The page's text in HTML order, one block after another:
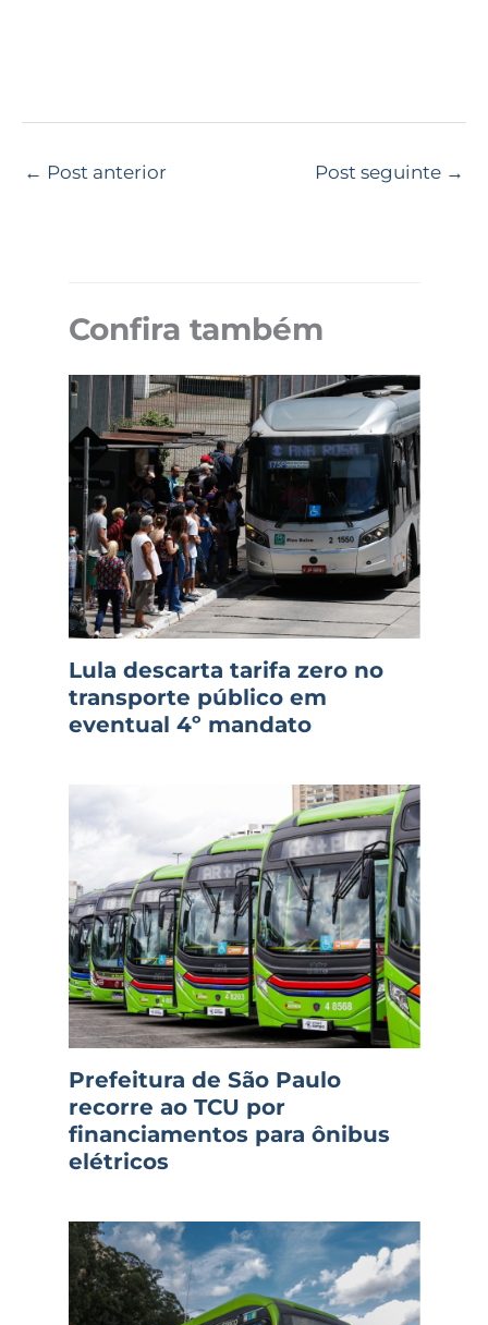
← Post anterior Post seguinte →
Confira também
Lula descarta tarifa zero no
transporte público em
eventual 4º mandato
Prefeitura de São Paulo
recorre ao TCU por
financiamentos para ônibus
elétricos